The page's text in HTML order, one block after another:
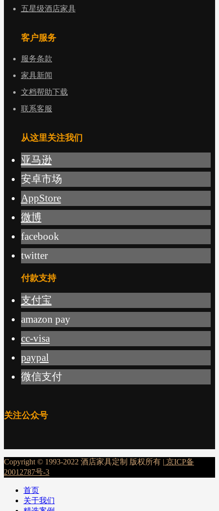
五星级酒店家具
客户服务
服务条款
家具新闻
文档帮助下载
联系客服
从这里关注我们
亚马逊
安卓市场
AppStore
微博
facebook
twitter
付款支持
支付宝
amazon pay
cc-visa
paypal
微信支付
关注公众号
Copyright © 1993-2022 酒店家具定制 版权所有 | 京ICP备
20012787号-3
首页
关于我们